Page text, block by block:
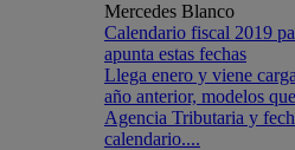
Mercedes Blanco
Calendario fiscal 2019
apunta estas fechas
Llega enero y viene
año anterior, modelos
Agencia Tributaria y
calendario....